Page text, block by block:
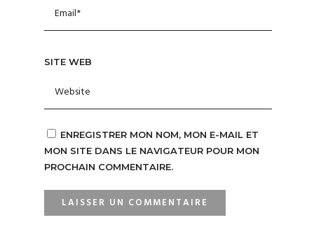
SITE WEB
ENREGISTRER MON NOM, MON E-MAIL ET
MON SITE DANS LE NAVIGATEUR POUR MON
PROCHAIN COMMENTAIRE.